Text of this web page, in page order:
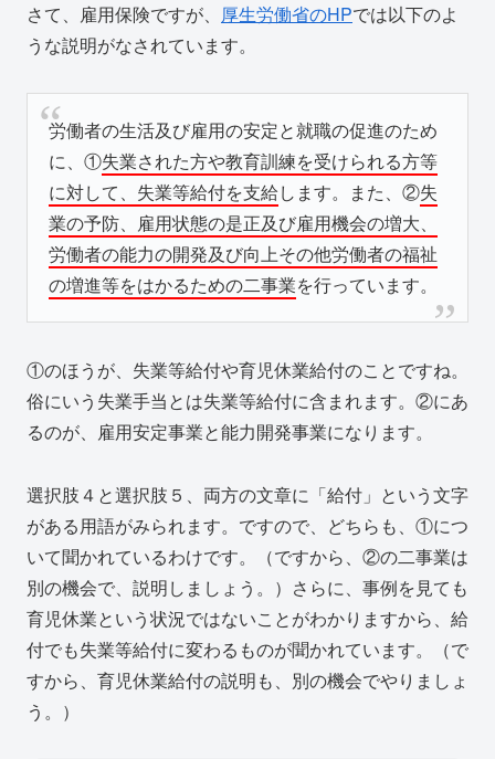
さて、雇用保険ですが、 厚生労働省のHPでは以下のよ
うな説明がなされています。
労働者の生活及び雇用の安定と就職の促進のため
に、①失業された方や教育訓練を受けられる方等
に対して、失業等給付を支給します。また、②失
業の予防、雇用状態の是正及び雇用機会の増大、
労働者の能力の開発及び向上その他労働者の福祉
の増進等をはかるための二事業を行っています。
①のほうが、失業等給付や育児休業給付のことですね。
俗にいう失業手当とは失業等給付に含まれます。②にあ
るのが、雇用安定事業と能力開発事業になります。
選択肢４と選択肢５、両方の文章に「給付」という文字
がある用語がみられます。ですので、どちらも、①につ
いて聞かれているわけです。（ですから、②の二事業は
別の機会で、説明しましょう。）さらに、事例を見ても
育児休業という状況ではないことがわかりますから、給
付でも失業等給付に変わるものが聞かれています。（で
すから、育児休業給付の説明も、別の機会でやりましょ
う。）